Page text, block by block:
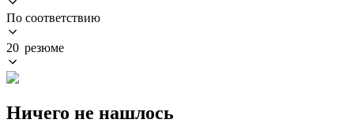
По соответствию
20 резюме
Ничего не нашлось